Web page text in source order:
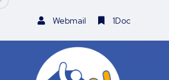
Webmail 1Doc